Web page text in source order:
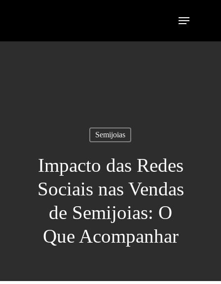
Semijoias
Impacto das Redes
Sociais nas Vendas
de Semijoias: O
Que Acompanhar